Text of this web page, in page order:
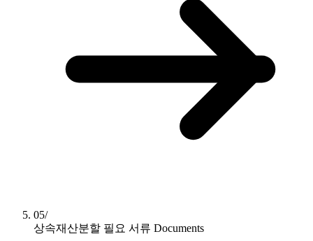
05/
상속재산분할 필요 서류 Documents